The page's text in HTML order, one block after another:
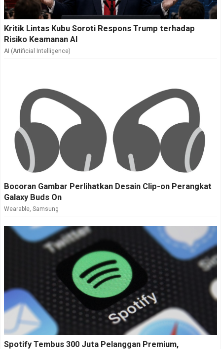
Kritik Lintas Kubu Soroti Respons Trump terhadap
Risiko Keamanan AI
AI (Artificial Intelligence)
Bocoran Gambar Perlihatkan Desain Clip-on Perangkat
Galaxy Buds On
Wearable Samsung
Spotify Tembus 300 Juta Pelanggan Premium,